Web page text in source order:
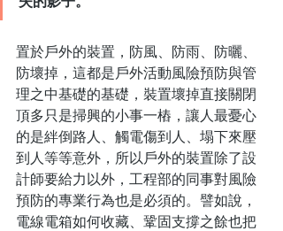
置於戶外的裝置，防風、防雨、防曬、
防壞掉，這都是戶外活動風險預防與管
理之中基礎的基礎，裝置壞掉直接關閉
頂多只是掃興的小事一樁，讓人最憂心
的是絆倒路人、觸電傷到人、塌下來壓
到人等等意外，所以戶外的裝置除了設
計師要給力以外，工程部的同事對風險
預防的專業行為也是必須的。譬如說，
電線電箱如何收藏、鞏固支撐之餘也把